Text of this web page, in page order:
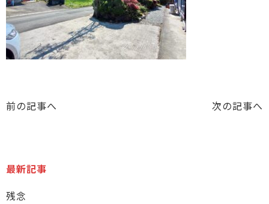
前の記事へ 次の記事へ
最新記事
残念